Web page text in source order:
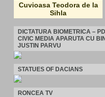
Cuvioasa Teodora de la
Sihla
DICTATURA BIOMETRICA –
CIVIC MEDIA APARUTA CU
JUSTIN PARVU
STATUES OF DACIANS
RONCEA TV